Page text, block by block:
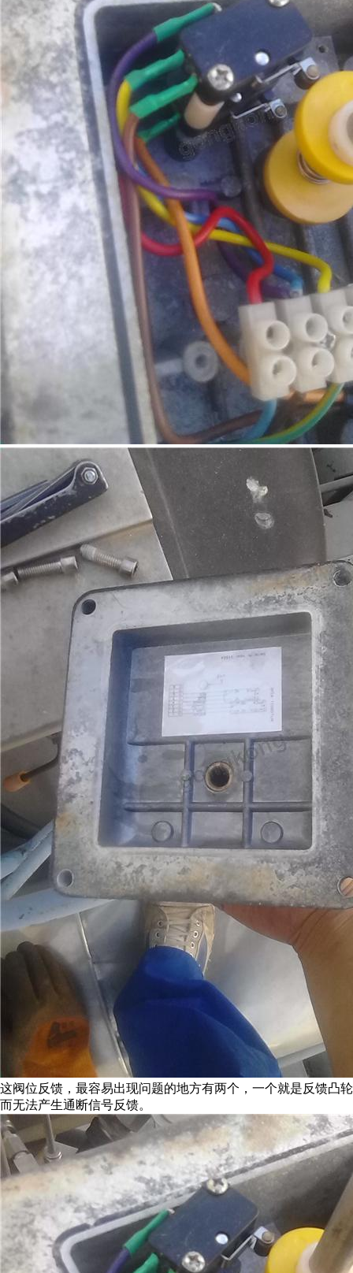
这阀位反馈，最容易出现问题的地方有两个，一个就是反馈凸
而无法产生通断信号反馈。